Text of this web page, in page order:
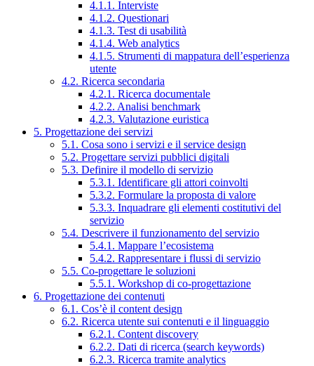
4.1.1. Interviste
4.1.2. Questionari
4.1.3. Test di usabilità
4.1.4. Web analytics
4.1.5. Strumenti di mappatura dell’esperienza
utente
4.2. Ricerca secondaria
4.2.1. Ricerca documentale
4.2.2. Analisi benchmark
4.2.3. Valutazione euristica
5. Progettazione dei servizi
5.1. Cosa sono i servizi e il service design
5.2. Progettare servizi pubblici digitali
5.3. Definire il modello di servizio
5.3.1. Identificare gli attori coinvolti
5.3.2. Formulare la proposta di valore
5.3.3. Inquadrare gli elementi costitutivi del
servizio
5.4. Descrivere il funzionamento del servizio
5.4.1. Mappare l’ecosistema
5.4.2. Rappresentare i flussi di servizio
5.5. Co-progettare le soluzioni
5.5.1. Workshop di co-progettazione
6. Progettazione dei contenuti
6.1. Cos’è il content design
6.2. Ricerca utente sui contenuti e il linguaggio
6.2.1. Content discovery
6.2.2. Dati di ricerca (search keywords)
6.2.3. Ricerca tramite analytics